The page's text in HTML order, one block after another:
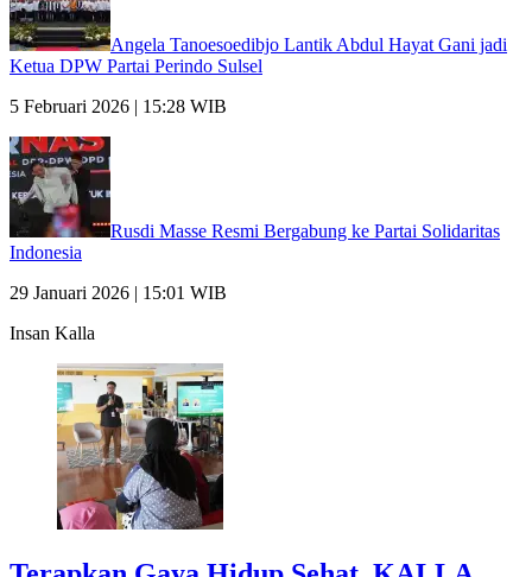
Angela Tanoesoedibjo Lantik Abdul Hayat Gani jadi
Ketua DPW Partai Perindo Sulsel
5 Februari 2026 | 15:28 WIB
Rusdi Masse Resmi Bergabung ke Partai Solidaritas
Indonesia
29 Januari 2026 | 15:01 WIB
Insan Kalla